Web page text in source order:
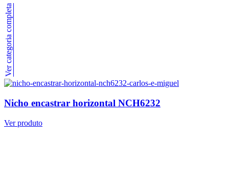
Ver categoria completa
Nicho encastrar horizontal NCH6232
Ver produto